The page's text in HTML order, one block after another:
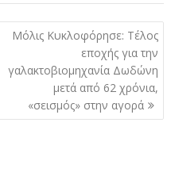
Μόλις Κυκλοφόρησε: Τέλος
εποχής για την
γαλακτοβιομηχανία Δωδώνη
μετά από 62 χρόνια,
«σεισμός» στην αγορά